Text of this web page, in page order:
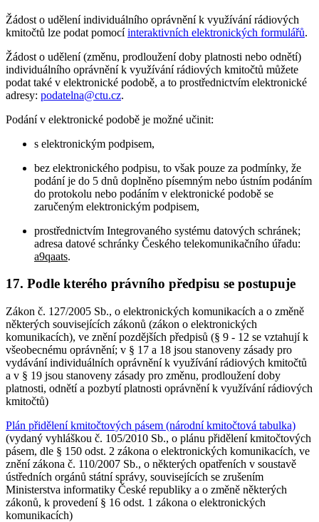
Žádost o udělení individuálního oprávnění k využívání rádiových
kmitočtů lze podat pomocíinteraktivních elektronických formulářů.
Žádost o udělení (změnu, prodloužení doby platnosti nebo odnětí)
individuálního oprávnění k využívání rádiových kmitočtů můžete
podat také v elektronické podobě, a to prostřednictvím elektronické
adresy: podatelna@ctu.cz.
Podání v elektronické podobě je možné učinit:
s elektronickým podpisem,
bez elektronického podpisu, to však pouze za podmínky, že
podání je do 5 dnů doplněno písemným nebo ústním podáním
do protokolu nebo podáním v elektronické podobě se
zaručeným elektronickým podpisem,
prostřednictvím Integrovaného systému datových schránek;
adresa datové schránky Českého telekomunikačního úřadu:
a9qaats.
17. Podle kterého právního předpisu se postupuje
Zákon č. 127/2005 Sb., o elektronických komunikacích a o změně
některých souvisejících zákonů (zákon o elektronických
komunikacích), ve znění pozdějších předpisů (§ 9 - 12 se vztahují k
všeobecnému oprávnění; v § 17 a 18 jsou stanoveny zásady pro
vydávání individuálních oprávnění k využívání rádiových kmitočtů
a v § 19 jsou stanoveny zásady pro změnu, prodloužení doby
platnosti, odnětí a pozbytí platnosti oprávnění k využívání rádiových
kmitočtů)
Plán přidělení kmitočtových pásem (národní kmitočtová tabulka)
(vydaný vyhláškou č. 105/2010 Sb., o plánu přidělení kmitočtových
pásem, dle § 150 odst. 2 zákona o elektronických komunikacích, ve
znění zákona č. 110/2007 Sb., o některých opatřeních v soustavě
ústředních orgánů státní správy, souvisejících se zrušením
Ministerstva informatiky České republiky a o změně některých
zákonů, k provedení § 16 odst. 1 zákona o elektronických
komunikacích)